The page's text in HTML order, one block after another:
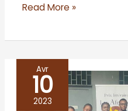
Read More »
Avr
10
2023
Café
littéraire